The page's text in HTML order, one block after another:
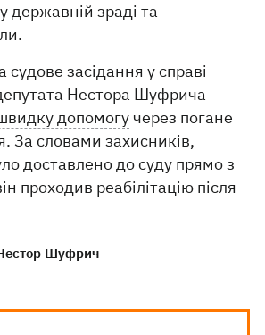
у державній зраді та
судове засідання у справі
Нестора Шуфрича
допомогу через погане
За словами захисників,
доставлено до суду прямо з
проходив реабілітацію після
Шуфрич